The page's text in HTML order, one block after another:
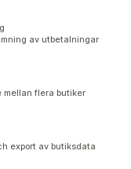
av utbetalningar
mellan flera butiker
export av butiksdata